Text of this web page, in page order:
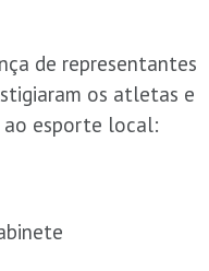
de representantes
os atletas e
esporte local: